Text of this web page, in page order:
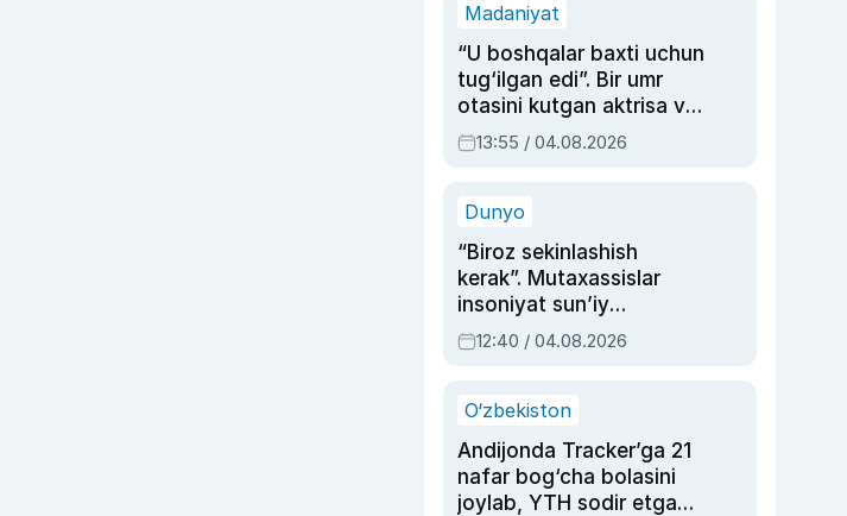
Madaniyat
“U boshqalar baxti uchun
tug‘ilgan edi”. Bir umr
otasini kutgan aktrisa va
dublyaj ustasi Rimma
Ahmedovaning
13:55 / 04.08.2026
Dunyo
“Biroz sekinlashish
kerak”. Mutaxassislar
insoniyat sun’iy
intellektni boshqara
olmay qolishidan xavotir
12:40 / 04.08.2026
O‘zbekiston
Andijonda Tracker’ga 21
nafar bog‘cha bolasini
joylab, YTH sodir etgan